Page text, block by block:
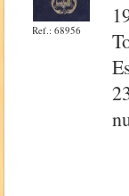
Ref.: 68956